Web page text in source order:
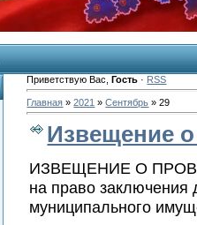
Приветствую Вас ,Гость · RSS
Главная »2021 » Сентябрь » 29
Извещение
ИЗВЕЩЕНИЕ О
на право заключения
муниципального